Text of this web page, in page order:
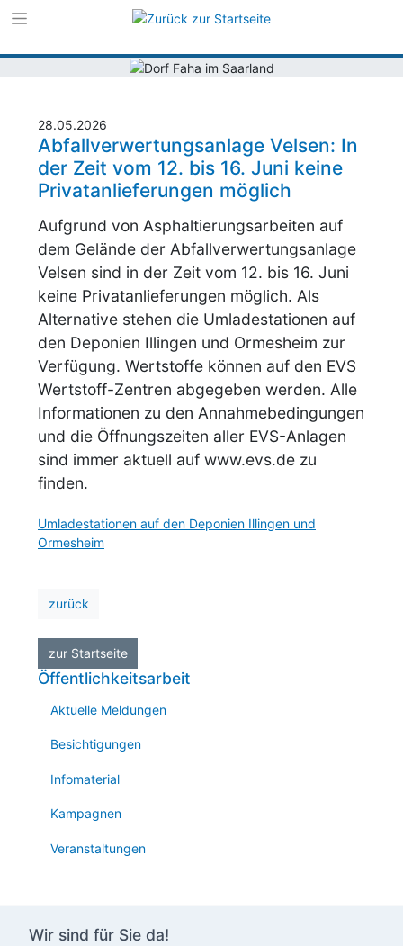
Zur Navigation
Zum Inhalt
28.05.2026
Abfallverwertungsanlage Velsen: In
der Zeit vom 12. bis 16. Juni keine
Privatanlieferungen möglich
Aufgrund von Asphaltierungsarbeiten auf
dem Gelände der Abfallverwertungsanlage
Velsen sind in der Zeit vom 12. bis 16. Juni
keine Privatanlieferungen möglich. Als
Alternative stehen die Umladestationen auf
den Deponien Illingen und Ormesheim zur
Verfügung. Wertstoffe können auf den EVS
Wertstoff-Zentren abgegeben werden. Alle
Informationen zu den Annahmebedingungen
und die Öffnungszeiten aller EVS-Anlagen
sind immer aktuell auf www.evs.de zu
finden.
Umladestationen auf den Deponien Illingen und
Ormesheim
zurück
zur Startseite
Öffentlichkeitsarbeit
Aktuelle Meldungen
Besichtigungen
Infomaterial
Kampagnen
Veranstaltungen
Wir sind für Sie da!